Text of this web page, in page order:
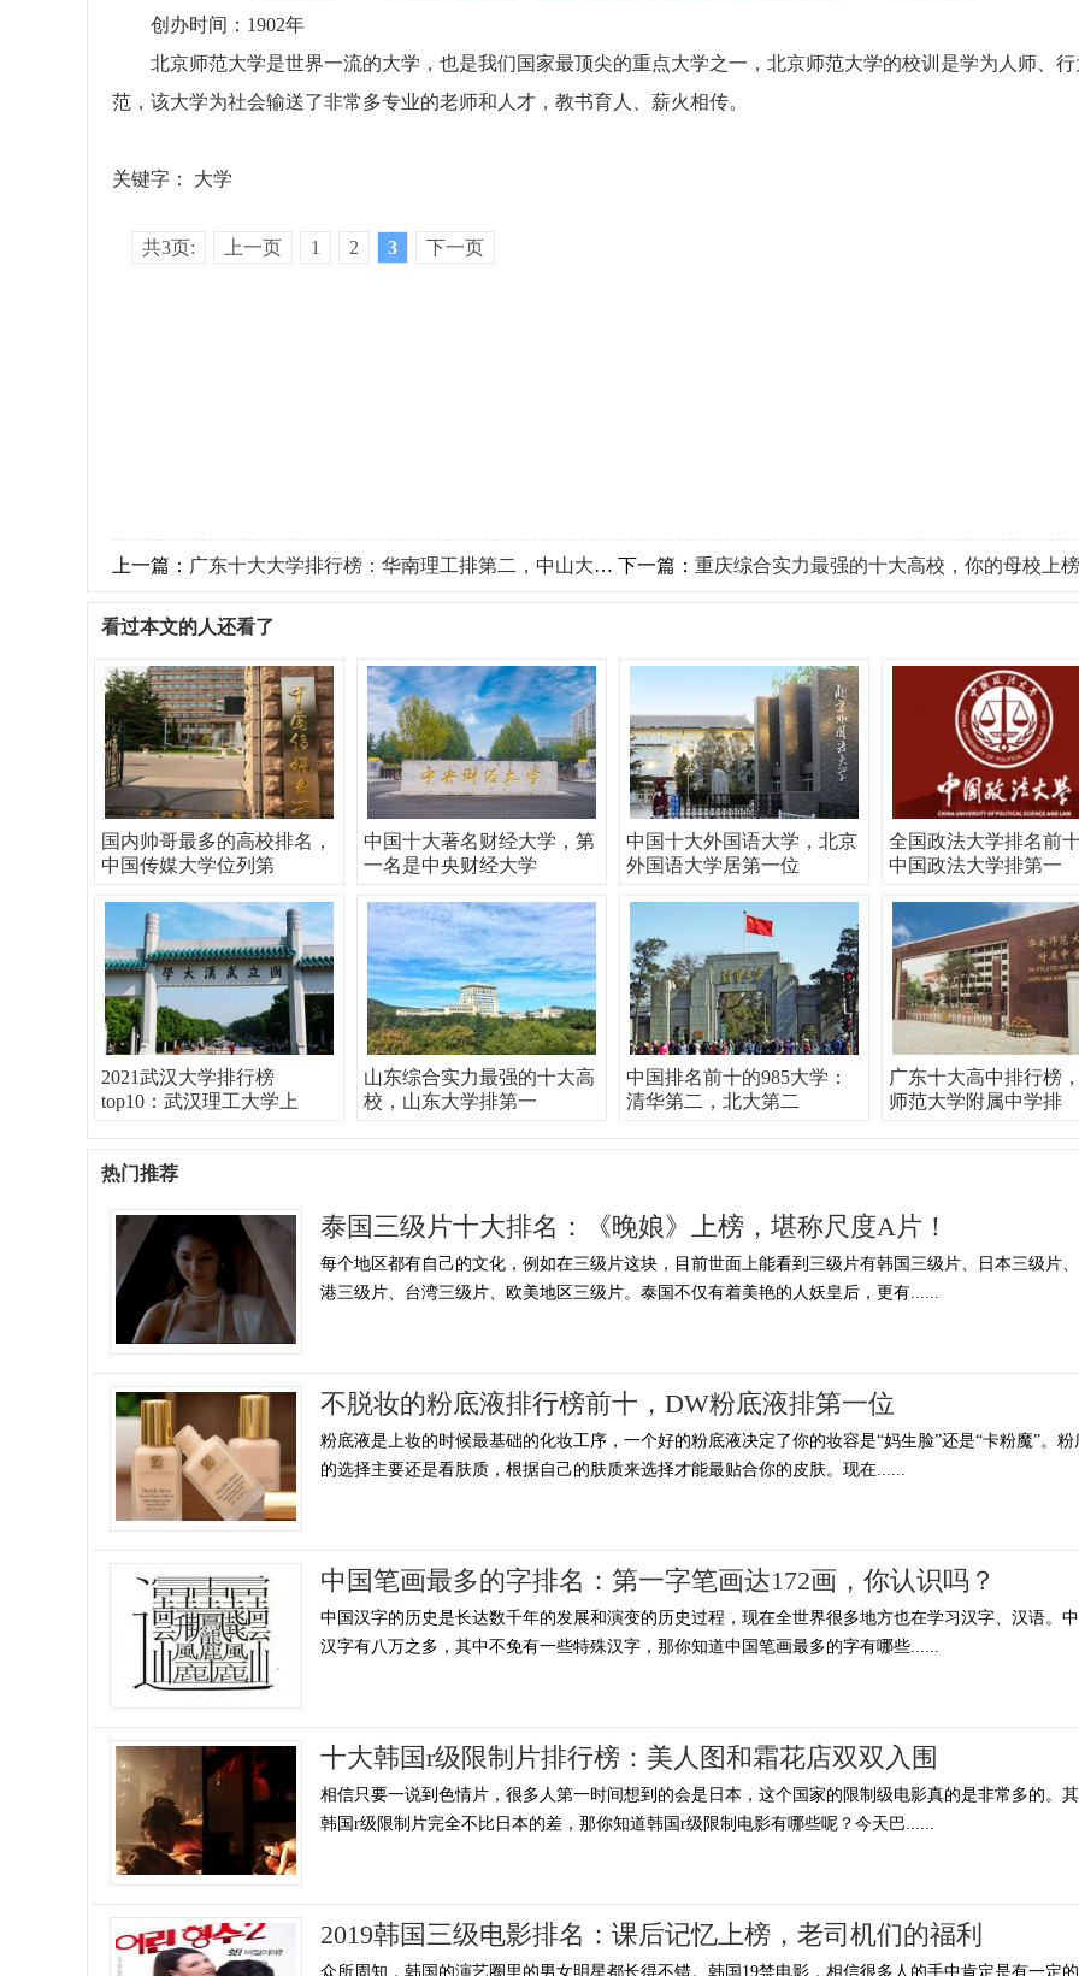
创办时间：1902年
北京师范大学是世界一流的大学，也是我们国家最顶尖的重点大学之一，北京师范大学的校训是学为人师、行
范，该大学为社会输送了非常多专业的老师和人才，教书育人、薪火相传。
关键字： 大学
共3页: 上一页 1 2 3 下一页
上一篇： 广东十大大学排行榜：华南理工排第二，中山大学排第一 下一篇： 重庆综合实力最强的十大高校，你的母校上榜没
看过本文的人还看了
国内帅哥最多的高校排名，
中国传媒大学位列第
中国十大著名财经大学，第
一名是中央财经大学
中国十大外国语大学，北京
外国语大学居第一位
全国政法大学排名前
中国政法大学排第一
2021武汉大学排行榜
top10：武汉理工大学上
山东综合实力最强的十大高
校，山东大学排第一
中国排名前十的985大学：
清华第二，北大第二
广东十大高中排行榜
师范大学附属中学排
热门推荐
泰国三级片十大排名：《晚娘》上榜，堪称尺度A片！
每个地区都有自己的文化，例如在三级片这块，目前世面上能看到三级片有韩国三级片、日本三级片
港三级片、台湾三级片、欧美地区三级片。泰国不仅有着美艳的人妖皇后，更有......
不脱妆的粉底液排行榜前十，DW粉底液排第一位
粉底液是上妆的时候最基础的化妆工序，一个好的粉底液决定了你的妆容是“妈生脸”还是“卡粉魔”。粉
的选择主要还是看肤质，根据自己的肤质来选择才能最贴合你的皮肤。现在......
中国笔画最多的字排名：第一字笔画达172画，你认识吗？
中国汉字的历史是长达数千年的发展和演变的历史过程，现在全世界很多地方也在学习汉字、汉语。
汉字有八万之多，其中不免有一些特殊汉字，那你知道中国笔画最多的字有哪些......
十大韩国r级限制片排行榜：美人图和霜花店双双入围
相信只要一说到色情片，很多人第一时间想到的会是日本，这个国家的限制级电影真的是非常多的。
韩国r级限制片完全不比日本的差，那你知道韩国r级限制电影有哪些呢？今天巴......
2019韩国三级电影排名：课后记忆上榜，老司机们的福利
众所周知，韩国的演艺圈里的男女明星都长得不错。韩国19禁电影，相信很多人的手中肯定是有一定